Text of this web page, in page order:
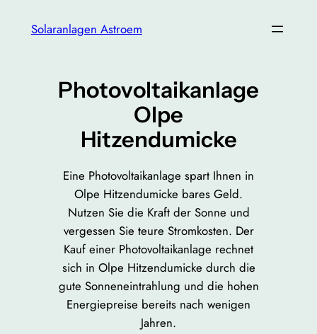
InhaltSolaranlagen Astroem
Photovoltaikanlage
Olpe
Hitzendumicke
Eine Photovoltaikanlage spart Ihnen in
Olpe Hitzendumicke bares Geld.
Nutzen Sie die Kraft der Sonne und
vergessen Sie teure Stromkosten. Der
Kauf einer Photovoltaikanlage rechnet
sich in Olpe Hitzendumicke durch die
gute Sonneneintrahlung und die hohen
Energiepreise bereits nach wenigen
Jahren.